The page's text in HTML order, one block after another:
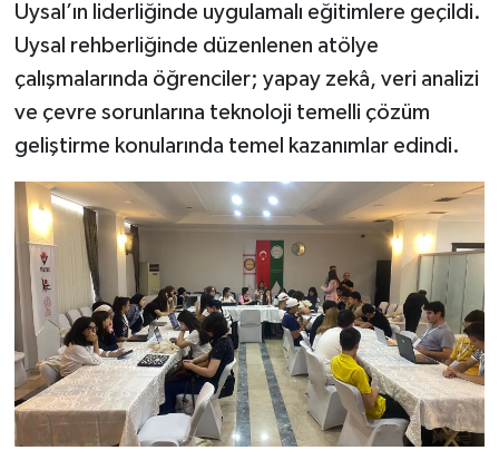
Uysal’ın liderliğinde uygulamalı eğitimlere geçildi.
Uysal rehberliğinde düzenlenen atölye
çalışmalarında öğrenciler; yapay zekâ, veri analizi
ve çevre sorunlarına teknoloji temelli çözüm
geliştirme konularında temel kazanımlar edindi.